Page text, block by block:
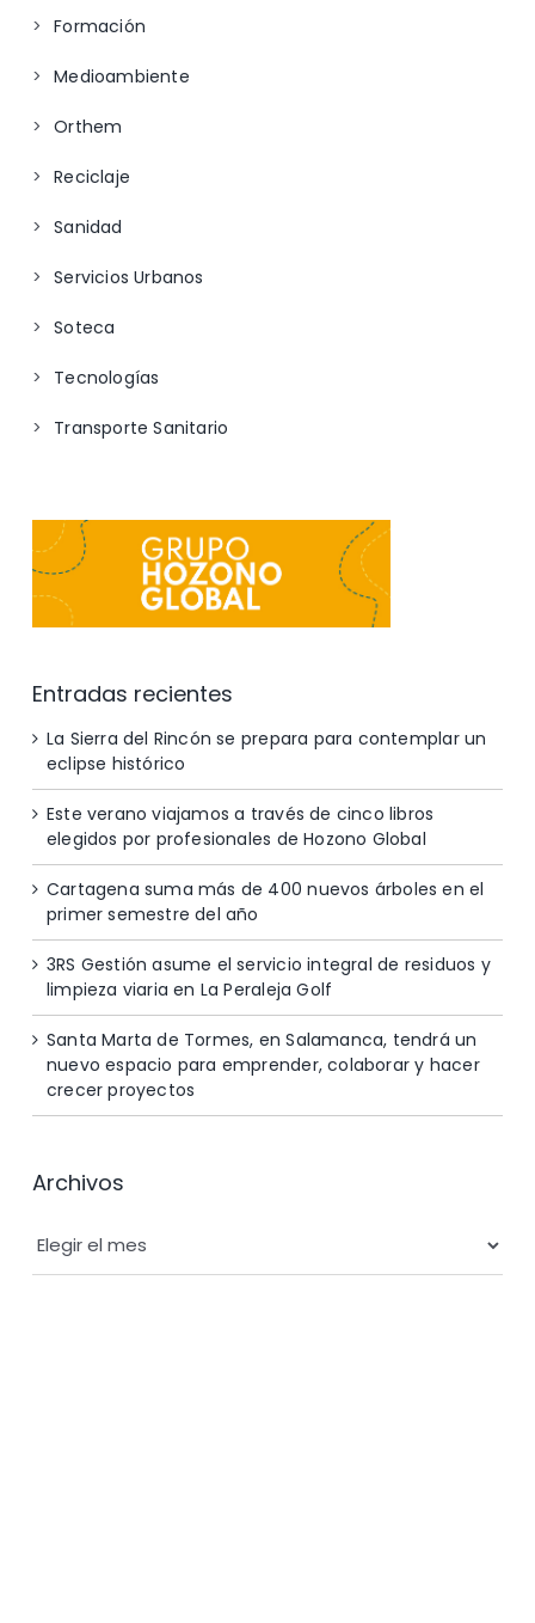
Formación
Medioambiente
Orthem
Reciclaje
Sanidad
Servicios Urbanos
Soteca
Tecnologías
Transporte Sanitario
Entradas recientes
La Sierra del Rincón se prepara para contemplar un
eclipse histórico
Este verano viajamos a través de cinco libros
elegidos por profesionales de Hozono Global
Cartagena suma más de 400 nuevos árboles en el
primer semestre del año
3RS Gestión asume el servicio integral de residuos y
limpieza viaria en La Peraleja Golf
Santa Marta de Tormes, en Salamanca, tendrá un
nuevo espacio para emprender, colaborar y hacer
crecer proyectos
Archivos